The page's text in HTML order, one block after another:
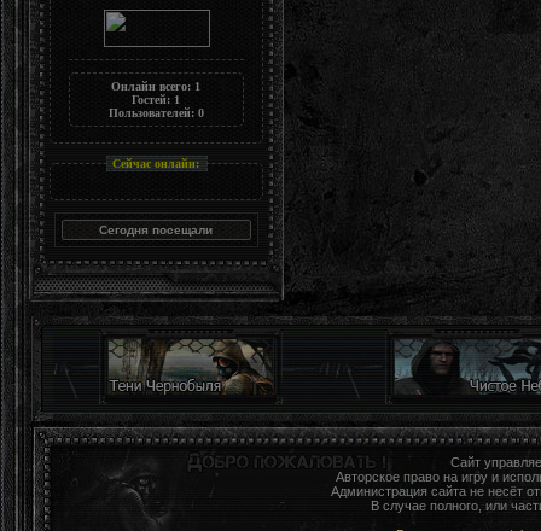
Онлайн всего: 1
Гостей: 1
Пользователей: 0
Сейчас онлайн:
Сайт
Авторское право на игру и
Администрация сайта не несёт
В случае полного, или